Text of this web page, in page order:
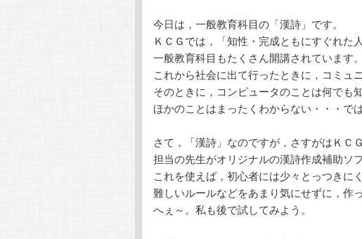
今日は，一般教育科目の「漢詩」です。
ＫＣＧでは，「知性・完成ともにすぐれた
一般教育科目もたくさん開講されています。
これから社会に出て行ったときに，コミュ
そのときに，コンピュータのことは何でも
ほかのことはまったくわからない・・・で
さて，「漢詩」なのですが，さすがはＫＣ
担当の先生がオリジナルの漢詩作成補助ソ
これを使えば，初心者には少々とっつきに
難しいルールなどをあまり気にせずに，作
へぇ～。私も後で試してみよう。